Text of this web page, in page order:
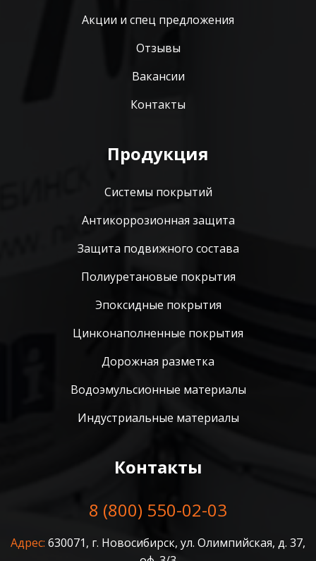
Акции и спец предложения
Отзывы
Вакансии
Контакты
Продукция
Системы покрытий
Антикоррозионная защита
Защита подвижного состава
Полиуретановые покрытия
Эпоксидные покрытия
Цинконаполненные покрытия
Дорожная разметка
Водоэмульсионные материалы
Индустриальные материалы
Контакты
8 (800) 550-02-03
Адрес: 630071, г. Новосибирск, ул. Олимпийская, д. 37,